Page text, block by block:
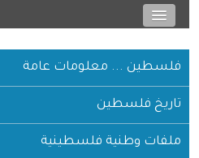
فلسطين ... معلومات عامة
تاريخ فلسطين
ملفات وطنية فلسطينية